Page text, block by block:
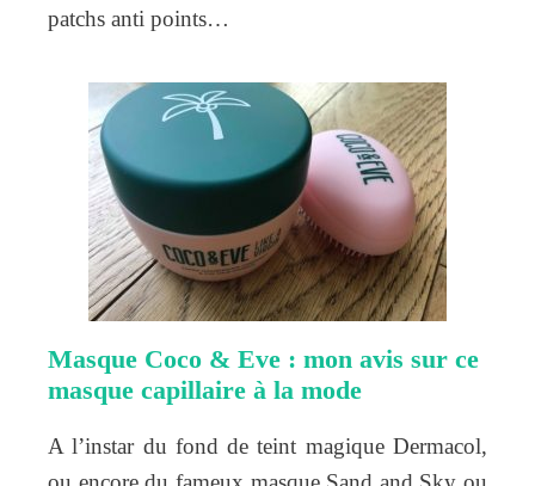
patchs anti points…
Masque Coco & Eve : mon avis sur ce
masque capillaire à la mode
A l’instar du fond de teint magique Dermacol,